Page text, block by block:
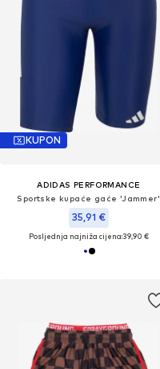
KUPON
ADIDAS PERFORMANCE
Sportske kupaće gaće 'Jammer'
35,91 €
Posljednja najniža cijena:39,90 €